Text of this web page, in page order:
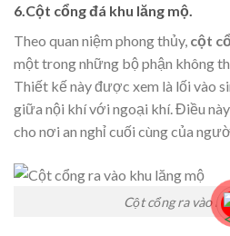
6.Cột cổng đá khu lăng mộ.
Theo quan niệm phong thủy, cột
một trong những bộ phận không
Thiết kế này được xem là lối vào
giữa nội khí với ngoại khí. Điều
cho nơi an nghỉ cuối cùng của
Cột cổng ra vào